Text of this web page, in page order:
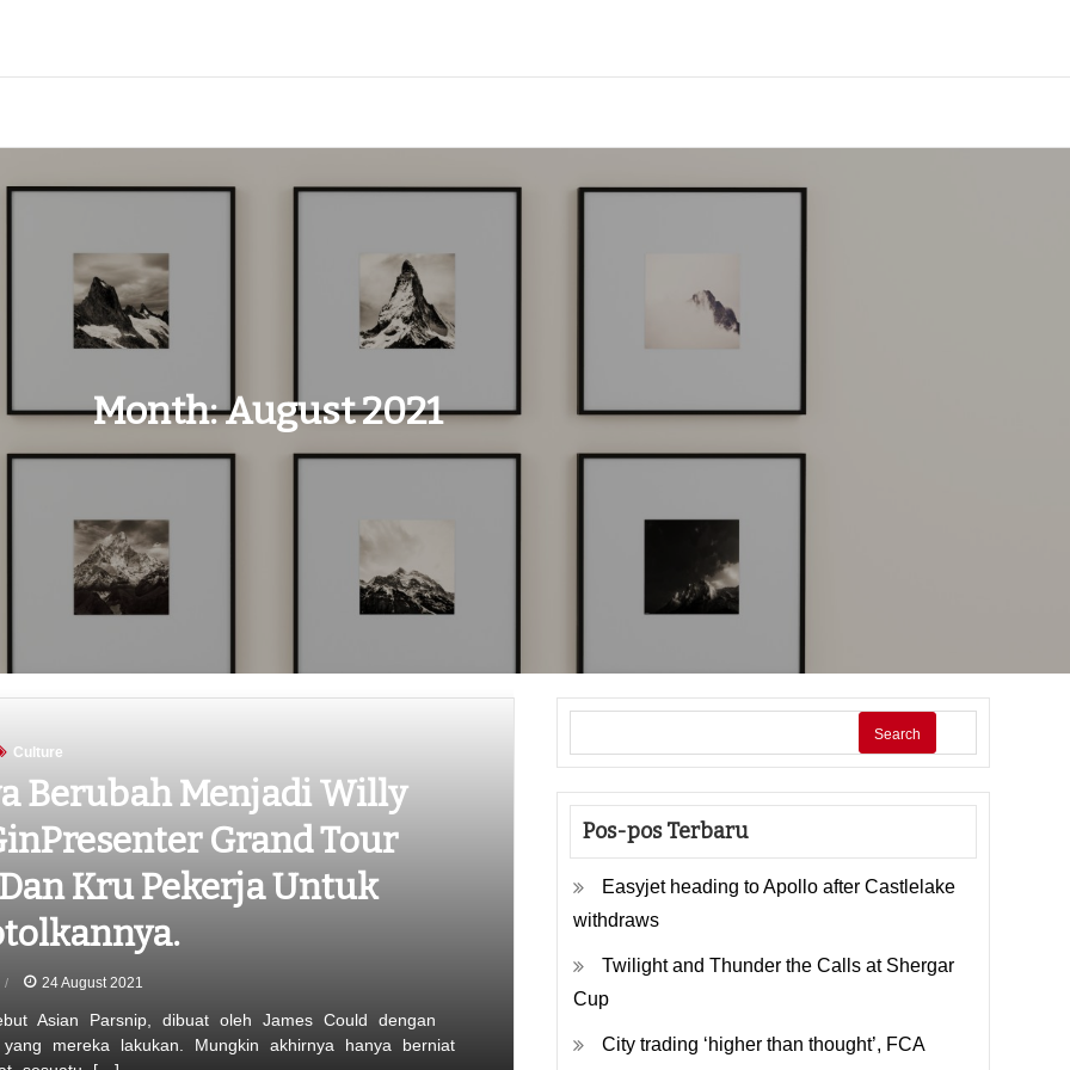
Month:August 2021
Culture
Berubah Menjadi Willy
Grand Tour
Kru Pekerja Untuk
24 August 2021
Asian Parsnip, dibuat oleh James Could dengan
mereka lakukan. Mungkin akhirnya hanya berniat
Search
Pos-pos Terbaru
Easyjet heading to Apollo after Castlelake
withdraws
Twilight and Thunder the Calls at Shergar
Cup
City trading ‘higher than thought’, FCA